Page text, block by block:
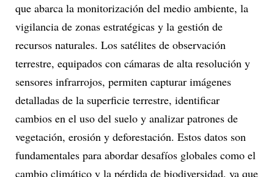
que abarca la monitorización del medio ambiente, la
vigilancia de zonas estratégicas y la gestión de
recursos naturales. Los satélites de observación
terrestre, equipados con cámaras de alta resolución y
sensores infrarrojos, permiten capturar imágenes
detalladas de la superficie terrestre, identificar
cambios en el uso del suelo y analizar patrones de
vegetación, erosión y deforestación. Estos datos son
fundamentales para abordar desafíos globales como el
cambio climático y la pérdida de biodiversidad, ya que